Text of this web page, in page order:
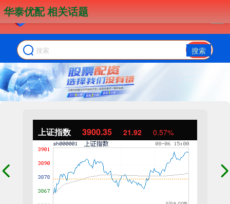
搜索
上证指数 3900.35 21.92 0.57%
华泰优配 相关话题